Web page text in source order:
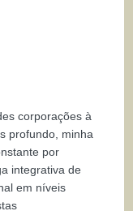
corporações à
profundo, minha
por
integrativa de
em níveis